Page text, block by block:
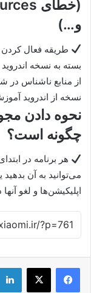
و…)
طریقه فعال
بسته به نسخه
از منابع ناشناس در
نسخه از اندروید
نحوه دادن
چگونه است؟
هر برنامه در
می‌توانید به آن
اپلیکیشن‌ها و لغو